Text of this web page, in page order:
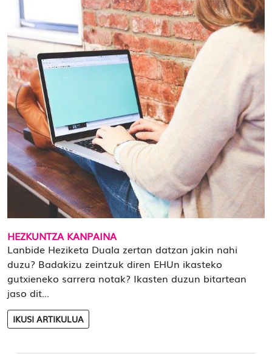
HEZKUNTZA KANPAINA
Lanbide Heziketa Duala zertan datzan jakin nahi
duzu? Badakizu zeintzuk diren EHUn ikasteko
gutxieneko sarrera notak? Ikasten duzun bitartean
jaso dit...
IKUSI ARTIKULUA